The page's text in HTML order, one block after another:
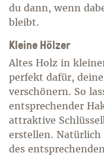
du dann, wenn
bleibt.
Kleine Hölzer
Altes Holz in
perfekt dafür,
verschönern. So
entsprechender
attraktive
erstellen. Natürlich
des